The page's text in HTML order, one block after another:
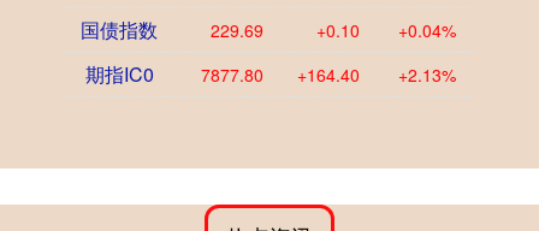
国债指数 229.69 +0.10 +0.04%
期指IC0 7877.80 +164.40 +2.13%